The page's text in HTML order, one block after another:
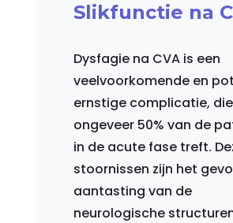
Slikfunctie na
Dysfagie na CVA is een
veelvoorkomende en
ernstige complicatie, die
ongeveer 50% van de
in de acute fase treft.
stoornissen zijn het
aantasting van de
neurologische